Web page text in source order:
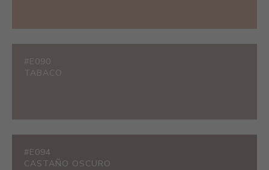
#E090
TABACO
#E094
CASTAÑO OSCURO